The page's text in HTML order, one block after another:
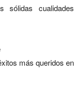
cualidades
más queridos en